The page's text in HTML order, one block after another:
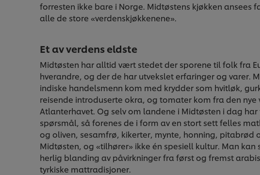
forresten ikke bare i Norge. Midtøstens kjøkken ansees
alle de store «verdenskjøkkenene».
Et av verdens eldste
Midtøsten har alltid vært stedet der sporene til folk fra
hverandre, og der de har utvekslet erfaringer og varer.
indiske handelsmenn kom med krydder som hvitløk,
reisende introduserte okra, og tomater kom fra den nye
Atlanterhavet. Og selv om landene i Midtøsten i dag
spørsmål, så forenes de i form av en stort sett felles
og oliven, sesamfrø, kikerter, mynte, honning, pitabrød
Midtøsten, og «tilhører» ikke én spesiell kultur. Man
herlig blanding av påvirkninger fra først og fremst
tyrkiske mattradisjoner.